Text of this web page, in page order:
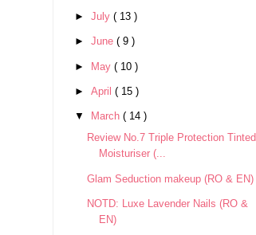
► July ( 13 )
► June ( 9 )
► May ( 10 )
► April ( 15 )
▼ March ( 14 )
Review No.7 Triple Protection Tinted
Moisturiser (...
Glam Seduction makeup (RO & EN)
NOTD: Luxe Lavender Nails (RO &
EN)